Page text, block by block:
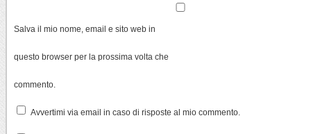
Salva il mio nome, email e sito web in
questo browser per la prossima volta che
commento.
Avvertimi via email in caso di risposte al mio commento.